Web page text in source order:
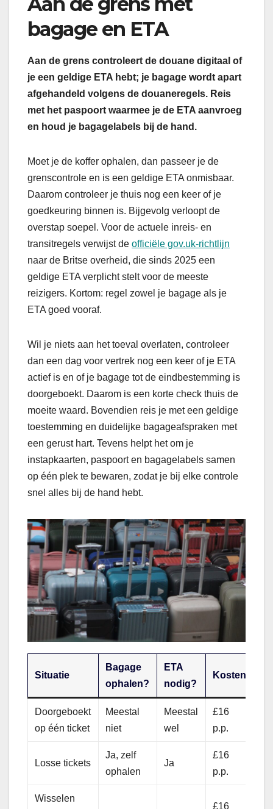
bagage en ETA
Aan de grens controleert de douane digitaal of
je een geldige ETA hebt; je bagage wordt apart
afgehandeld volgens de douaneregels. Reis
met het paspoort waarmee je de ETA aanvroeg
en houd je bagagelabels bij de hand.
Moet je de koffer ophalen, dan passeer je de
grenscontrole en is een geldige ETA onmisbaar.
Daarom controleer je thuis nog een keer of je
goedkeuring binnen is. Bijgevolg verloopt de
overstap soepel. Voor de actuele inreis- en
transitregels verwijst de officiële gov.uk-richtlijn
naar de Britse overheid, die sinds 2025 een
geldige ETA verplicht stelt voor de meeste
reizigers. Kortom: regel zowel je bagage als je
ETA goed vooraf.
Wil je niets aan het toeval overlaten, controleer
dan een dag voor vertrek nog een keer of je ETA
actief is en of je bagage tot de eindbestemming is
doorgeboekt. Daarom is een korte check thuis de
moeite waard. Bovendien reis je met een geldige
toestemming en duidelijke bagageafspraken met
een gerust hart. Tevens helpt het om je
instapkaarten, paspoort en bagagelabels samen
op één plek te bewaren, zodat je bij elke controle
snel alles bij de hand hebt.
Situatie
Bagage
ophalen?
ETA
nodig?
Kosten
Doorgeboekt
op één ticket
Meestal
niet
Meestal
wel
£16
p.p.
Losse tickets
Ja, zelf
ophalen
Ja
£16
p.p.
Wisselen
£16